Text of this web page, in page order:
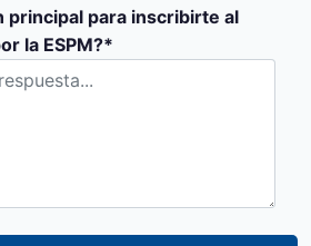
principal para inscribirte al
la ESPM?*